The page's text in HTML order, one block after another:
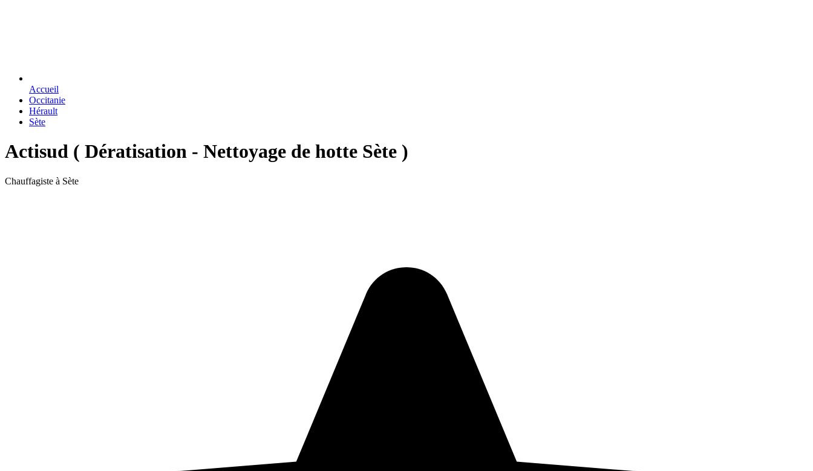
Accueil
Occitanie
Hérault
Sète
Actisud ( Dératisation - Nettoyage de hotte Sète )
Chauffagiste à Sète